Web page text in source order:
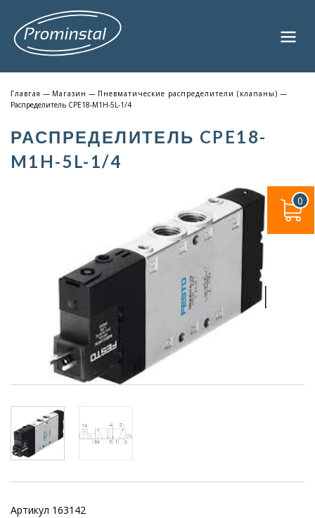
Главгая — Магазин — Пневматические распределители (клапаны) —
Распределитель CPE18-M1H-5L-1/4
РАСПРЕДЕЛИТЕЛЬ CPE18-
M1H-5L-1/4
Артикул 163142
0